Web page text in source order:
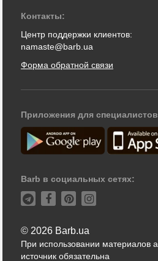
Контакты:
Центр поддержки клиентов:
namaste@barb.ua
Форма обратной связи
Приложения для
Barb в социальных сетях:
© 2026 Barb.ua
При использовании материалов
источник обязательна